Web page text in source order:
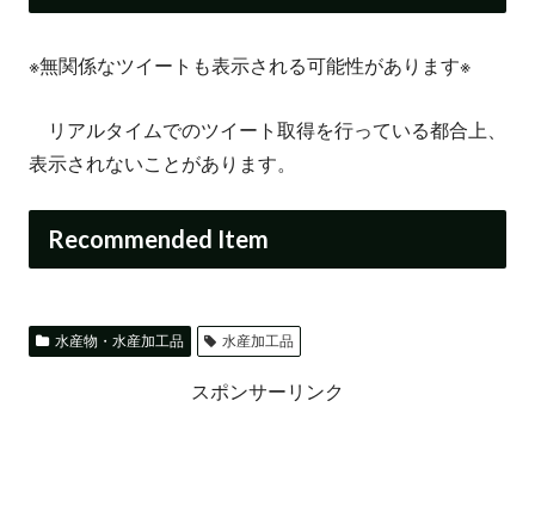
※無関係なツイートも表示される可能性があります※
リアルタイムでのツイート取得を行っている都合上、
表示されないことがあります。
Recommended Item
水産物・水産加工品 水産加工品
スポンサーリンク